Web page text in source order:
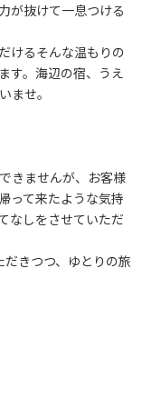
が抜けて一息つける
けるそんな温もりの
す。海辺の宿、うえ
ませ。
きませんが、お客様
って来たような気持
なしをさせていただ
きつつ、ゆとりの旅